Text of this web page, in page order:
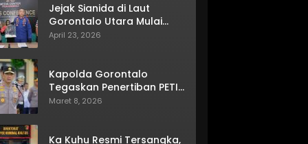
Jejak Sianida di Laut
Gorontalo Utara Mulai
Terkuak
April 23, 2026
Kapolda Gorontalo
Tegaskan Penertiban PETI
Terus Berjalan
Maret 8, 2026
Ka Kuhu Resmi Tersangka,